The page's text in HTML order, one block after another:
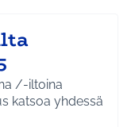
/-iltoina
katsoa yhdessä